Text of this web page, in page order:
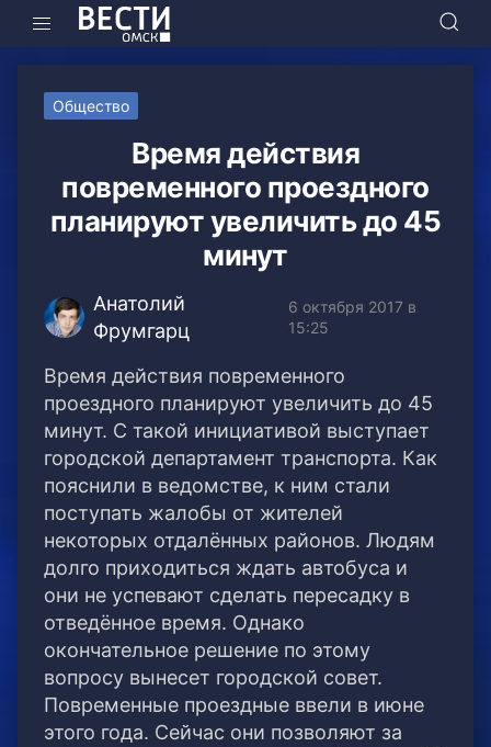
Общество
Время действия
повременного проездного
планируют увеличить до 45
минут
Анатолий
Фрумгарц
6 октября 2017 в
15:25
Время действия повременного
проездного планируют увеличить до 45
минут. С такой инициативой выступает
городской департамент транспорта. Как
пояснили в ведомстве, к ним стали
поступать жалобы от жителей
некоторых отдалённых районов. Людям
долго приходиться ждать автобуса и
они не успевают сделать пересадку в
отведённое время. Однако
окончательное решение по этому
вопросу вынесет городской совет.
Повременные проездные ввели в июне
этого года. Сейчас они позволяют за